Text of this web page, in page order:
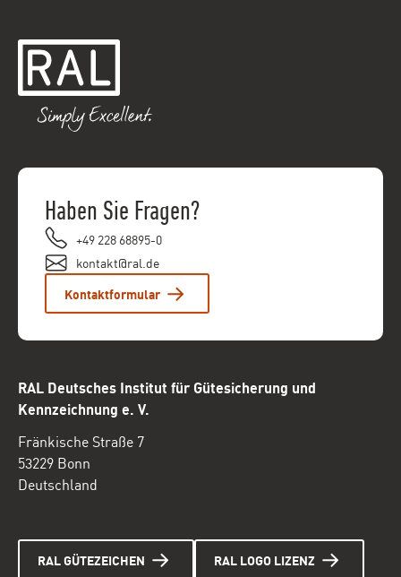
Haben Sie Fragen?
+49 228 68895-0
kontakt@ral.de
Kontaktformular
RAL Deutsches Institut für Gütesicherung und
Kennzeichnung e. V.
Fränkische Straße 7
53229 Bonn
Deutschland
RAL GÜTEZEICHEN RAL LOGO LIZENZ